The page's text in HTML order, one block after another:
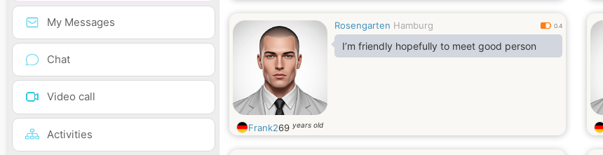
My Messages
Chat
Video call
Activities
Rosengarten Hamburg 0.4
I’m friendly hopefully to meet good person
Frank269 years old